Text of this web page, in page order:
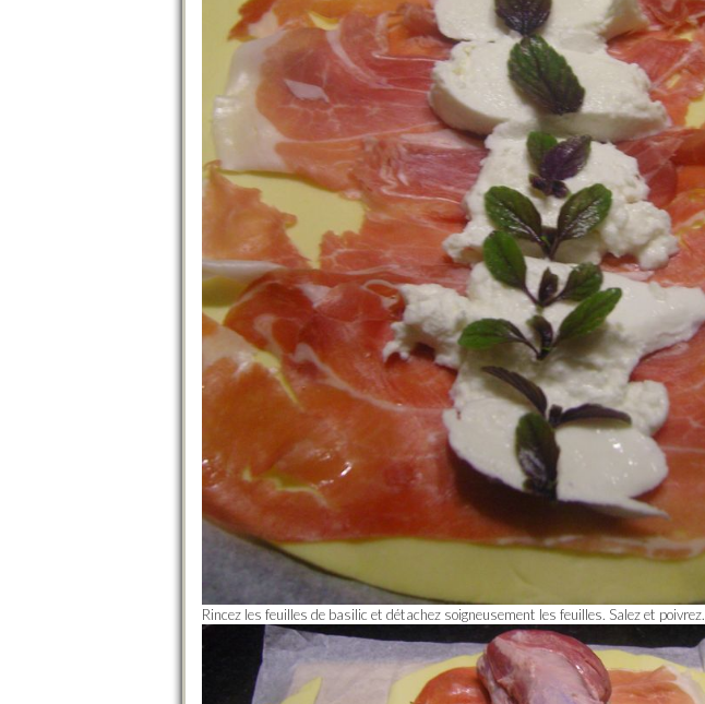
Rincez les feuilles de basilic et détachez soigneusement les feuilles. Salez et poivrez.